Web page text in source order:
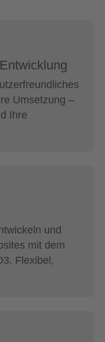
Umsetzung –
Ihre
und
mit dem
Flexibel,